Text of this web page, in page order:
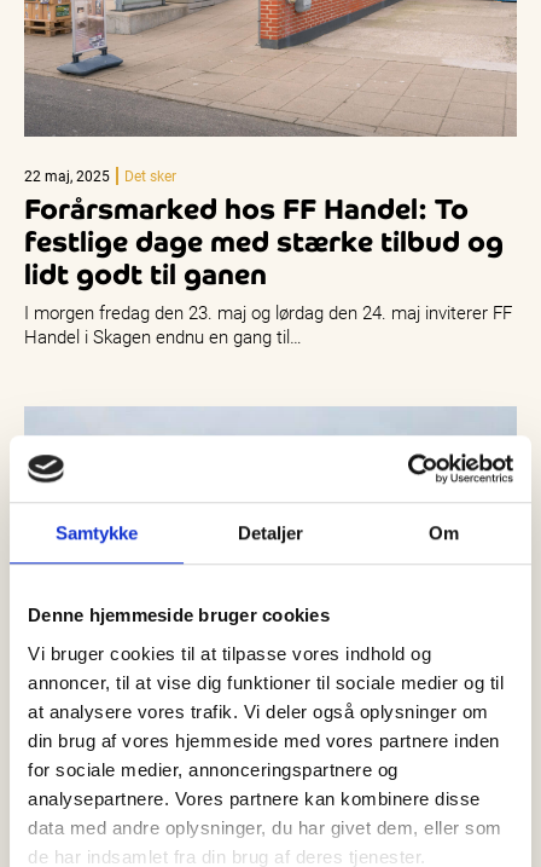
Samtykke Detaljer Om
Denne hjemmeside bruger cookies
Vi bruger cookies til at tilpasse vores indhold og
annoncer, til at vise dig funktioner til sociale medier og til
at analysere vores trafik. Vi deler også oplysninger om
din brug af vores hjemmeside med vores partnere inden
for sociale medier, annonceringspartnere og
analysepartnere. Vores partnere kan kombinere disse
data med andre oplysninger, du har givet dem, eller som
de har indsamlet fra din brug af deres tjenester.
22 maj, 2025 Det sker
Forårsmarked hos FF Handel: To
festlige dage med stærke tilbud og
lidt godt til ganen
I morgen fredag den 23. maj og lørdag den 24. maj inviterer FF
Handel i Skagen endnu en gang til…
24 maj, 2024 Det sker
Fredag & Lørdag: FF Handel